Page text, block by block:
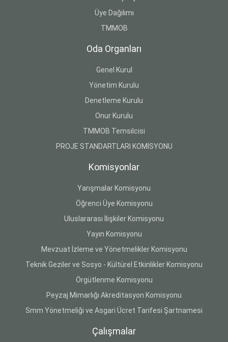
Üye Dağılımı
TMMOB
Oda Organları
Genel Kurul
Yönetim Kurulu
Denetleme Kurulu
Onur Kurulu
TMMOB Temsilcisi
PROJE STANDARTLARI KOMİSYONU
Komisyonlar
Yarışmalar Komisyonu
Öğrenci Üye Komisyonu
Uluslararası İlişkiler Komisyonu
Yayın Komisyonu
Mevzuat İzleme ve Yönetmelikler Komisyonu
Teknik Geziler ve Sosyo - Kültürel Etkinlikler Komisyonu
Örgütlenme Komisyonu
Peyzaj Mimarlığı Akreditasyon Komisyonu
Smm Yönetmeliği ve Asgari Ücret Tarifesi Şartnamesi
Çalışmalar